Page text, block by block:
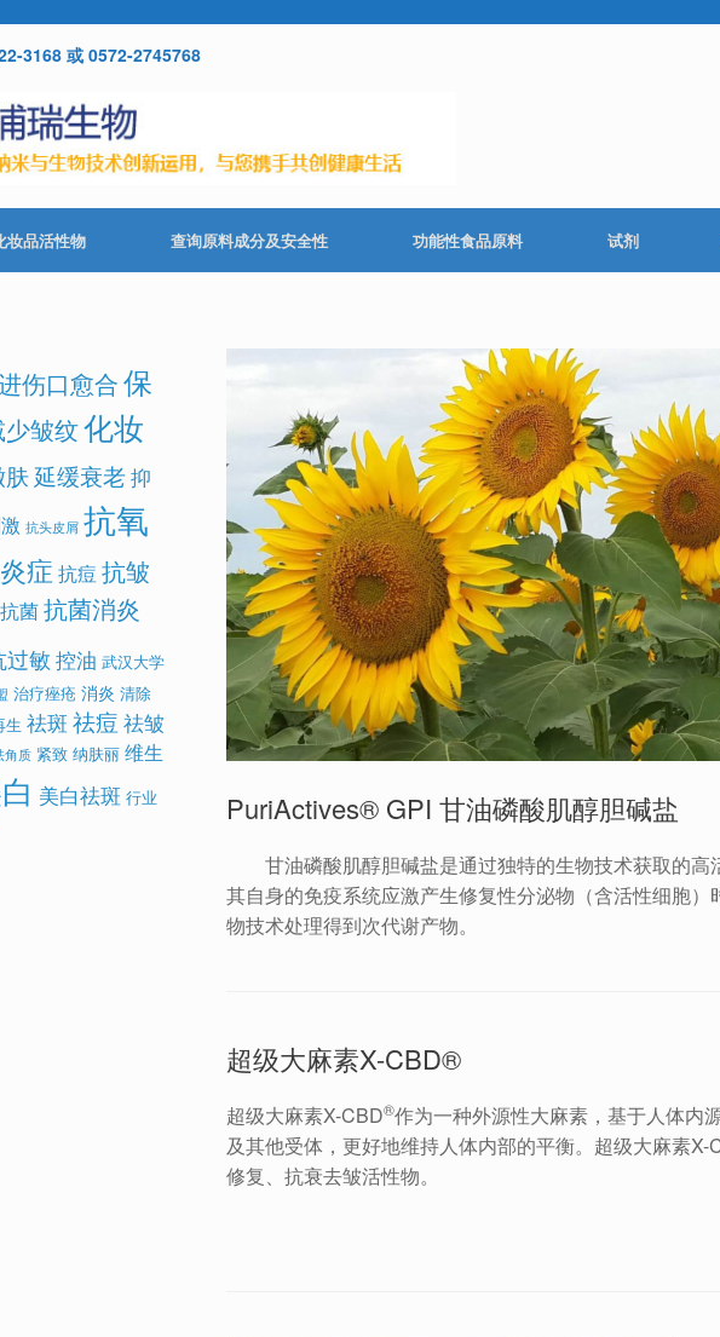
3168 或 0572-2745768
妆品活性物 查询原料成分及安全性 功能性食品原料 试剂
PuriActives® GPI 甘油磷酸肌醇胆碱盐
甘油磷酸肌醇胆碱盐是通过独特的生物技术获取的
其自身的免疫系统应激产生修复性分泌物（含活性细胞
物技术处理得到次代谢产物。
超级大麻素X-CBD®
超级大麻素X-CBD®作为一种外源性大麻素，基于人体内
及其他受体，更好地维持人体内部的平衡。超级大麻素X-
修复、抗衰去皱活性物。
伤口愈合保
皱纹化妆
肤延缓衰老抑
抗头皮屑 抗氧
症 抗痘 抗皱
抗菌抗菌消炎
过敏控油 武汉大学
治疗痤疮 消炎 清除
生 祛斑 祛痘 祛皱
角质 紧致 纳肤丽 维生
美白祛斑 行业